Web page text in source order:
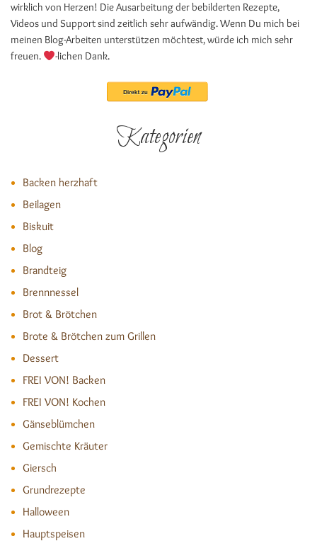
wirklich von Herzen! Die Ausarbeitung der bebilderten Rezepte,
Videos und Support sind zeitlich sehr aufwändig. Wenn Du mich bei
meinen Blog-Arbeiten unterstützen möchtest, würde ich mich sehr
freuen.
-lichen Dank.
Kategorien
Backen herzhaft
Beilagen
Biskuit
Blog
Brandteig
Brennnessel
Brot & Brötchen
Brote & Brötchen zum Grillen
Dessert
FREI VON! Backen
FREI VON! Kochen
Gänseblümchen
Gemischte Kräuter
Giersch
Grundrezepte
Halloween
Hauptspeisen